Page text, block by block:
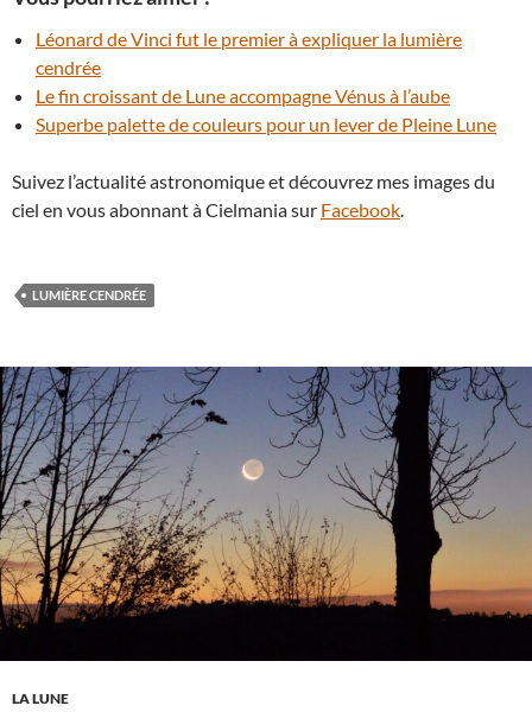
Léonard de Vinci fut le premier à expliquer la lumière
cendrée
Le fin croissant de Lune accompagne Vénus à l’aube
Superbe palette de couleurs pour un lever de Pleine Lune
Suivez l’actualité astronomique et découvrez mes images du
ciel en vous abonnant à Cielmania sur Facebook.
LUMIÈRE CENDRÉE
LA LUNE